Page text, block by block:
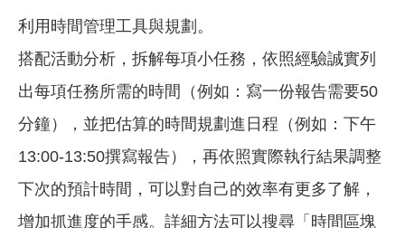
利用時間管理工具與規劃。
搭配活動分析，拆解每項小任務，依照經驗誠實列
出每項任務所需的時間（例如：寫一份報告需要50
分鐘），並把估算的時間規劃進日程（例如：下午
13:00-13:50撰寫報告），再依照實際執行結果調整
下次的預計時間，可以對自己的效率有更多了解，
增加抓進度的手感。詳細方法可以搜尋「時間區塊